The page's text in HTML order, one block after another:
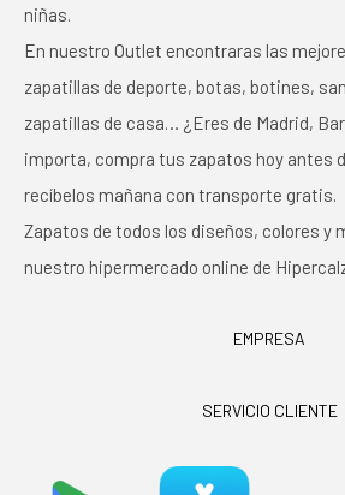
niñas.
En nuestro Outlet encontraras las
zapatillas de deporte, botas, botines,
zapatillas de casa… ¿Eres de Madrid,
importa, compra tus zapatos hoy antes
recíbelos mañana con transporte gratis.
Zapatos de todos los diseños, colores y
nuestro hipermercado online de
EMPRESA
SERVICIO CLIENTE